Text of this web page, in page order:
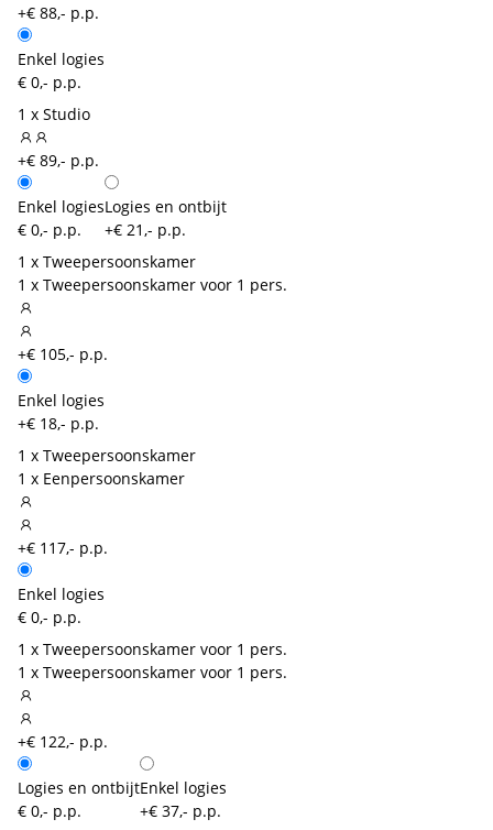
+€ 88,- p.p.
Enkel logies
€ 0,- p.p.
1 x Studio
+€ 89,- p.p.
Enkel logies
€ 0,- p.p.
Logies en ontbijt
+€ 21,- p.p.
1 x Tweepersoonskamer
1 x Tweepersoonskamer voor 1 pers.
+€ 105,- p.p.
Enkel logies
+€ 18,- p.p.
1 x Tweepersoonskamer
1 x Eenpersoonskamer
+€ 117,- p.p.
Enkel logies
€ 0,- p.p.
1 x Tweepersoonskamer voor 1 pers.
1 x Tweepersoonskamer voor 1 pers.
+€ 122,- p.p.
Logies en ontbijt
€ 0,- p.p.
Enkel logies
+€ 37,- p.p.